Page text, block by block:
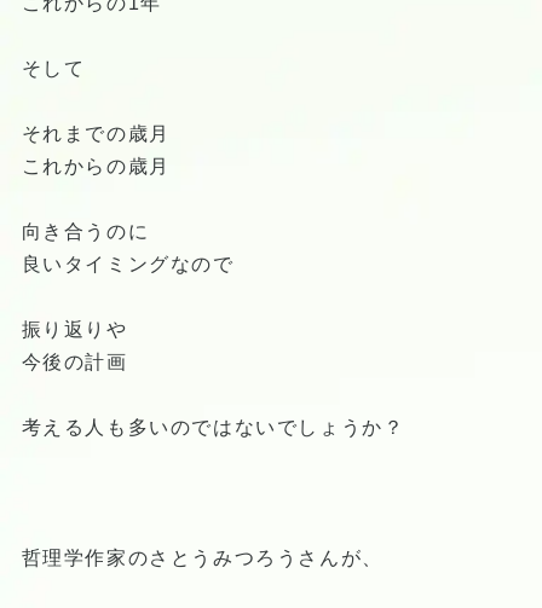
そして
それまでの歳月
これからの歳月
向き合うのに
良いタイミングなので
振り返りや
今後の計画
考える人も多いのではないでしょうか？
哲理学作家のさとうみつろうさんが、